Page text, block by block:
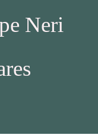
Neri